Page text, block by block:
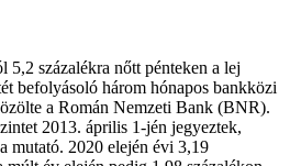
5,2 százalékra nőtt pénteken a lej
befolyásoló három hónapos bankközi
a Román Nemzeti Bank (BNR).
2013. április 1-jén jegyeztek,
mutató. 2020 elején évi 3,19